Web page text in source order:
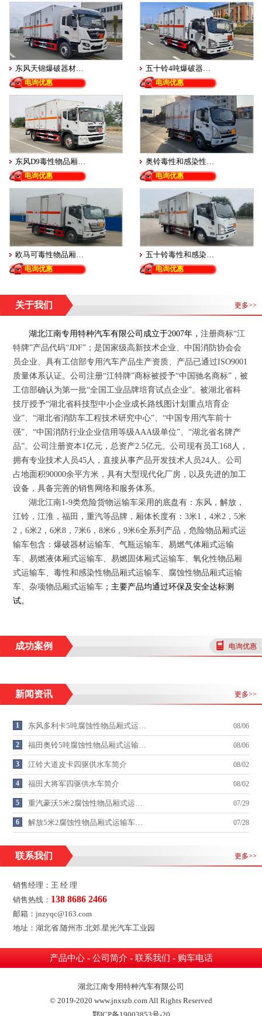
东风天锦爆破器材…
电询优惠
五十铃4吨爆破器…
电询优惠
东风D9毒性物品厢…
电询优惠
奥铃毒性和感染性…
电询优惠
欧马可毒性物品厢…
电询优惠
五十铃毒性和感染…
电询优惠
关于我们 更多>>
湖北江南专用特种汽车有限公司 成立于2007年 ，注册商标“江
特牌”产品代码“JDF”；是国家级高新技术企业、中国消防协会会
员企业、具有工信部专用汽车产品生产资质、产品已通过ISO9001
质量体系认证。公司注册“江特牌”商标被授予“中国驰名商标”，被
工信部确认为第一批“全国工业品牌培育试点企业”。被湖北省科
技厅授予“湖北省科技型中小企业成长路线图计划重点培育企
业”、“湖北省消防车工程技术研究中心”、“中国专用汽车前十
强”、“中国消防行业企业信用等级AAA级单位”、“湖北省名牌产
品”。公司注册资本1亿元，总资产2.5亿元。公司现有员工168人，
拥有专业技术人员45人，直接从事产品开发技术人员24人。公司
占地面积90000余平方米，具有大型现代化厂房，以及先进的加工
设备，具备完善的销售网络和服务体系。
湖北江南1-9类危险货物运输车采用的底盘有：东风，解放，
江铃，江淮，福田，重汽等品牌，厢体长度有：3米1 ，4米2 ，5米
2 ，6米2 ，6米8 ， 7米6 ，8米6 ，9米6全系列产品，危险物品厢式运
输车包含：爆破器材运输车、气瓶运输车、易燃气体厢式运输
车、易燃液体厢式运输车、易燃固体厢式运输车、氧化性物品厢
式运输车、毒性和感染性物品厢式运输车、腐蚀性物品厢式运输
车、杂项物品厢式运输车 ； 主要产品均通过环保及安全达标测
试。
成功案例 电询优惠
新闻资讯 更多>>
1 东风多利卡5吨腐蚀性物品厢式运… 08/06
2 福田奥铃5吨腐蚀性物品厢式运输… 08/06
3 江铃大道皮卡四驱供水车简介 08/02
4 福田大将军四驱供水车简介 08/02
5 重汽豪沃5米2腐蚀性物品厢式运… 07/29
6 解放5米2腐蚀性物品厢式运输车… 07/28
联系我们 更多>>
销售经理：王 经 理
销售热线： 138 8686 2466
邮箱：jnzyqc@163.com
地址：湖北省.随州市.北郊.星光汽车工业园
产品中心- 公司简介 - 联系我们 - 购车电话
湖北江南专用特种汽车有限公司
© 2019-2020 www.jnxszb.com All Rights Reserved